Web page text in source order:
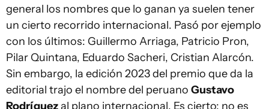
general los nombres que lo ganan ya suelen tener
un cierto recorrido internacional. Pasó por ejemplo
con los últimos: Guillermo Arriaga, Patricio Pron,
Pilar Quintana, Eduardo Sacheri, Cristian Alarcón.
Sin embargo, la edición 2023 del premio que da la
editorial trajo el nombre del peruano Gustavo
Rodríguezal plano internacional. Es cierto: no es